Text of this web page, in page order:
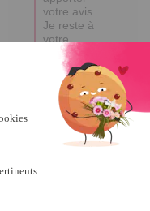
votre avis.
Je reste à
votre
disposition
et vous
souhaite
une bonne
journée.
Antonio